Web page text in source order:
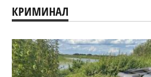
КРИМИНАЛ